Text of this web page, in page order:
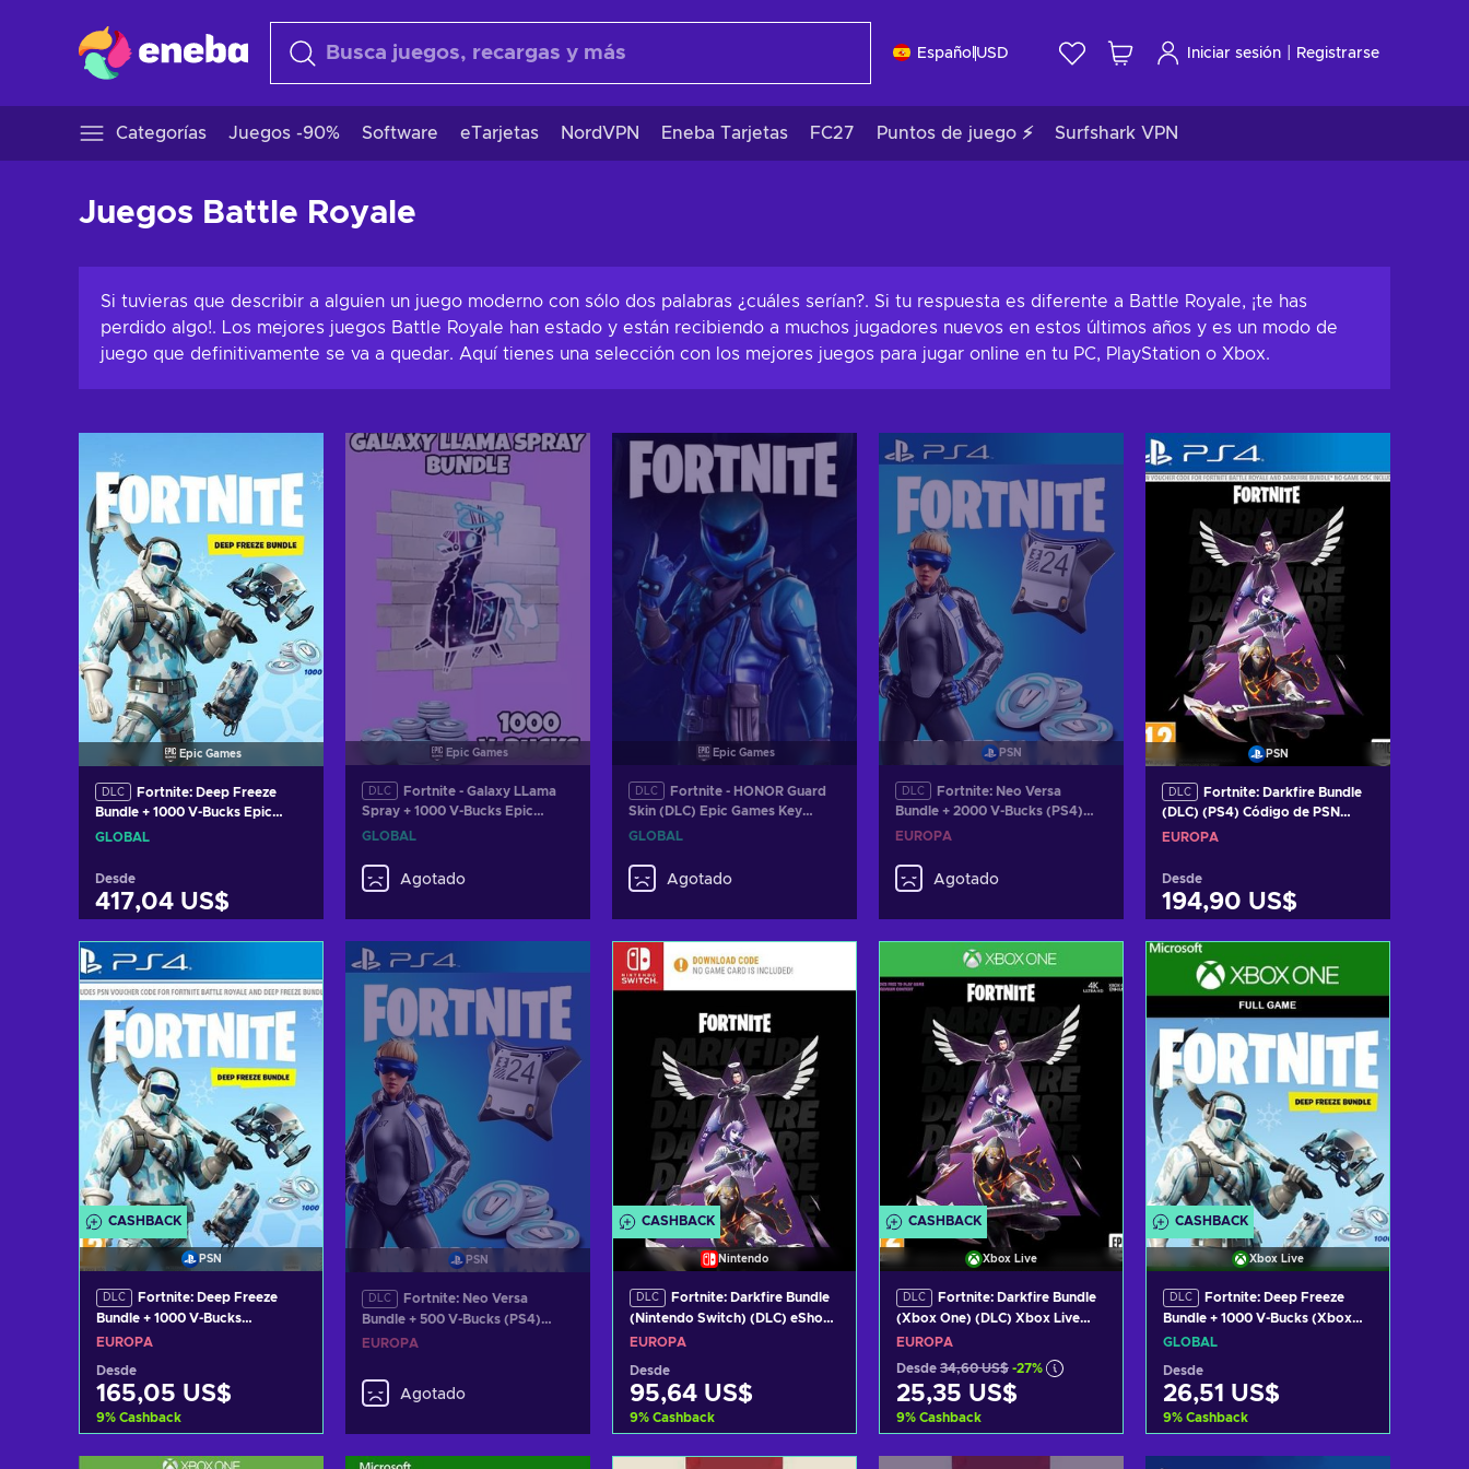
Español USD Iniciar sesión Registrarse
Categorías Juegos -90% Software eTarjetas NordVPN Eneba Tarjetas FC27 Puntos de juego ⚡ Surfshark VPN
Juegos Battle Royale
Si tuvieras que describir a alguien un juego moderno con sólo dos palabras ¿cuáles serían?. Si tu respuesta es diferente a Battle Royale, ¡te has
perdido algo!. Los mejores juegos Battle Royale han estado y están recibiendo a muchos jugadores nuevos en estos últimos años y es un modo de
juego que definitivamente se va a quedar. Aquí tienes una selección con los mejores juegos para jugar online en tu PC, PlayStation o Xbox.
Epic Games
DLC
Fortnite: Deep Freeze
Bundle + 1000 V-Bucks Epic
Games Key GLOBAL
GLOBAL
Desde
417,04 US$
Añadir al carrito
Ver ofertas
Epic Games
DLC
Fortnite - Galaxy LLama
Spray + 1000 V-Bucks Epic
Games Key GLOBAL
GLOBAL
Agotado
Epic Games
DLC
Fortnite - HONOR Guard
Skin (DLC) Epic Games Key
GLOBAL
GLOBAL
Agotado
PSN
DLC
Fortnite: Neo Versa
Bundle + 2000 V-Bucks (PS4)
Código de PSN EUROPE
EUROPA
Agotado
PSN
DLC
Fortnite: Darkfire Bundle
(DLC) (PS4) Código de PSN
EUROPE
EUROPA
Desde
194,90 US$
Ver ofertas
CASHBACK
PSN
DLC
Fortnite: Deep Freeze
Bundle + 1000 V-Bucks
(PS4/PS5) PSN Key EUROPE
EUROPA
Desde
165,05 US$
9% Cashback
Añadir al carrito
PSN
DLC
Fortnite: Neo Versa
Bundle + 500 V-Bucks (PS4)
Código de PSN EUROPE
EUROPA
Agotado
CASHBACK
Nintendo
DLC
Fortnite: Darkfire Bundle
(Nintendo Switch) (DLC) eShop
Clave EUROPA
EUROPA
Desde
95,64 US$
9% Cashback
CASHBACK
Xbox Live
DLC
Fortnite: Darkfire Bundle
(Xbox One) (DLC) Xbox Live
Clave EUROPA
EUROPA
Desde 34,60 US$ -27%
25,35 US$
9% Cashback
CASHBACK
Xbox Live
DLC
Fortnite: Deep Freeze
Bundle + 1000 V-Bucks (Xbox
One) Xbox Live Key GLOBAL
GLOBAL
Desde
26,51 US$
9% Cashback